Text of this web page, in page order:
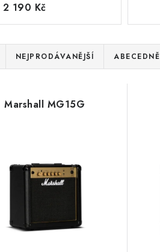
2 190 Kč
NEJPRODÁVANĚJŠÍ ABECEDNĚ
Marshall MG15G